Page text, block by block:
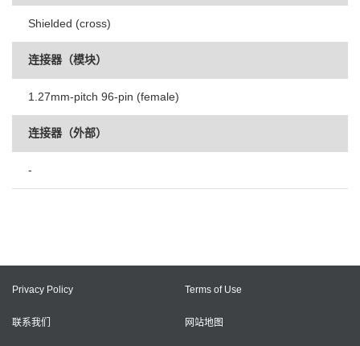
Shielded (cross)
连接器（模块）
1.27mm-pitch 96-pin (female)
连接器（外部）
-
Privacy Policy Terms of Use
联系我们 网站地图